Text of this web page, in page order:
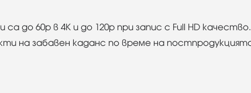
до 60p в 4K и до 120p при запис с Full HD
на забавен каданс по време на